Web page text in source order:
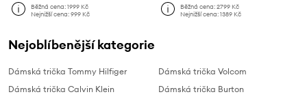
Běžná cena:1999 Kč
Nejnižší cena:999 Kč
Běžná cena:2799 Kč
Nejnižší cena:1389 Kč
Nejoblíbenější kategorie
Dámská trička Tommy Hilfiger
Dámská trička Calvin Klein
Dámská trička Volcom
Dámská trička Burton